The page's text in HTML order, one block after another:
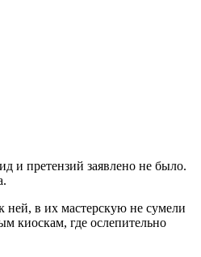
и претензий заявлено не было.
ней, в их мастерскую не сумели
киоскам, где ослепительно